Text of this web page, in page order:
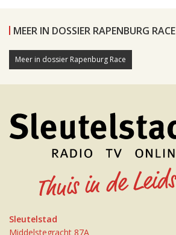
MEER IN DOSSIER RAPENBURG RACE
Meer in dossier Rapenburg Race
Sleutelstad
Middelstegracht 87A